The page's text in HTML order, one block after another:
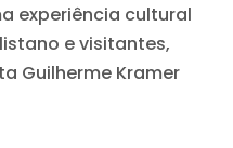
experiência cultural
e visitantes,
Guilherme Kramer